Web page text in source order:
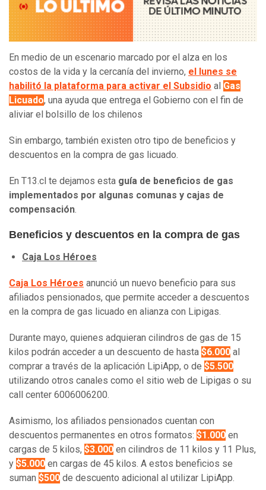
En medio de un escenario marcado por el alza en los
costos de la vida y la cercanía del invierno, el lunes se
habilitó la plataforma para activar el Subsidio al Gas
Licuado, una ayuda que entrega el Gobierno con el fin de
aliviar el bolsillo de los chilenos
Sin embargo, también existen otro tipo de beneficios y
descuentos en la compra de gas licuado.
En T13.cl te dejamos esta guía de beneficios de gas
implementados por algunas comunas y cajas de
compensación.
Beneficios y descuentos en la compra de gas
Caja Los Héroes
Caja Los Héroes anunció un nuevo beneficio para sus
afiliados pensionados, que permite acceder a descuentos
en la compra de gas licuado en alianza con Lipigas.
Durante mayo, quienes adquieran cilindros de gas de 15
kilos podrán acceder a un descuento de hasta $6.000 al
comprar a través de la aplicación LipiApp, o de $5.500
utilizando otros canales como el sitio web de Lipigas o su
call center 6006006200.
Asimismo, los afiliados pensionados cuentan con
descuentos permanentes en otros formatos: $1.000 en
cargas de 5 kilos, $3.000 en cilindros de 11 kilos y 11 Plus,
y $5.000 en cargas de 45 kilos. A estos beneficios se
suman $500 de descuento adicional al utilizar LipiApp.